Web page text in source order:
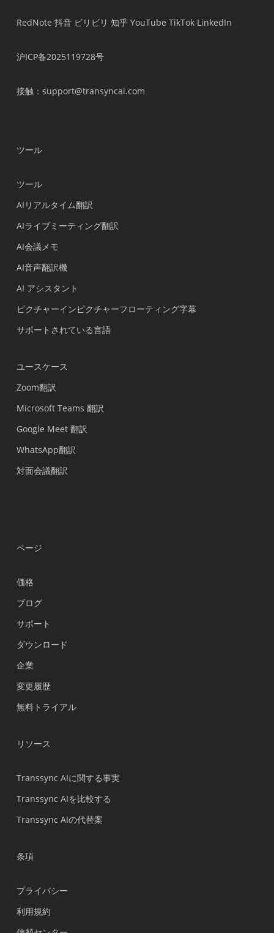
RedNote 抖音 ビリビリ 知乎 YouTube TikTok LinkedIn
沪ICP备2025119728号
接触：support@transyncai.com
ツール
ツール
AIリアルタイム翻訳
AIライブミーティング翻訳
AI会議メモ
AI音声翻訳機
AI アシスタント
ピクチャーインピクチャーフローティング字幕
サポートされている言語
ユースケース
Zoom翻訳
Microsoft Teams 翻訳
Google Meet 翻訳
WhatsApp翻訳
対面会議翻訳
ページ
価格
ブログ
サポート
ダウンロード
企業
変更履歴
無料トライアル
リソース
Transsync AIに関する事実
Transsync AIを比較する
Transsync AIの代替案
条項
プライバシー
利用規約